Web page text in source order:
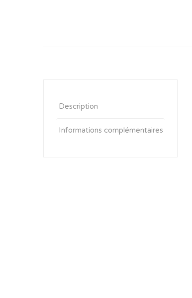
Description
Informations complémentaires